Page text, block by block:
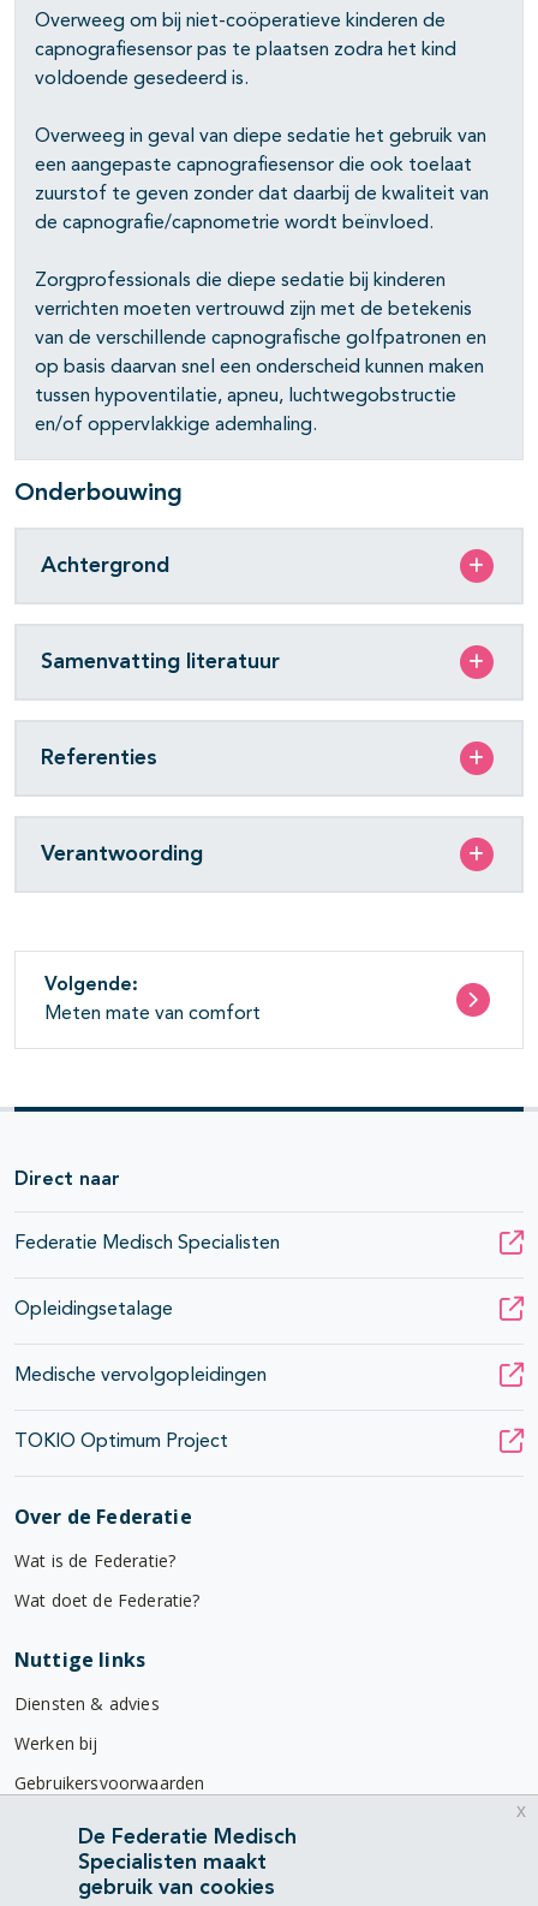
Overweeg om bij niet-coöperatieve kinderen de
capnografiesensor pas te plaatsen zodra het kind
voldoende gesedeerd is.
Overweeg in geval van diepe sedatie het gebruik van
een aangepaste capnografiesensor die ook toelaat
zuurstof te geven zonder dat daarbij de kwaliteit van
de capnografie/capnometrie wordt beïnvloed.
Zorgprofessionals die diepe sedatie bij kinderen
verrichten moeten vertrouwd zijn met de betekenis
van de verschillende capnografische golfpatronen en
op basis daarvan snel een onderscheid kunnen maken
tussen hypoventilatie, apneu, luchtwegobstructie
en/of oppervlakkige ademhaling.
Onderbouwing
Achtergrond
Samenvatting literatuur
Referenties
Verantwoording
Volgende:
Meten mate van comfort
Direct naar
Federatie Medisch Specialisten
Opleidingsetalage
Medische vervolgopleidingen
TOKIO Optimum Project
Over de Federatie
Wat is de Federatie?
Wat doet de Federatie?
Nuttige links
Diensten & advies
Werken bij
Gebruikersvoorwaarden
Privacyverklaring
Contact
De Federatie Medisch
Specialisten maakt
gebruik van cookies
x